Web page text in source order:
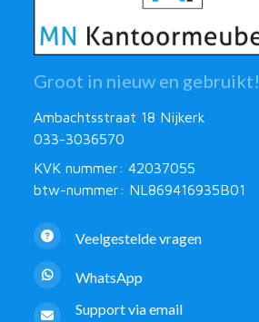
Groot in nieuw en gebruikt!
Ambachtsstraat 18 Nijkerk
033-3036570
KVK nummer: 42037055
btw-nummer: NL869416935B01
Veelgestelde vragen
WhatsApp
Support via email